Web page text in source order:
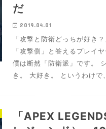
だ
2019.04.01
「攻撃と防衛どっちが好き
「攻撃側」と答えるプレイ
僕は断然「防衛派」です。
き。 大好き。 というわけ
「APEX